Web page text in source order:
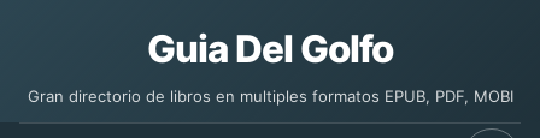
Guia Del Golfo
Gran directorio de libros en multiples formatos EPUB, PDF, MOBI